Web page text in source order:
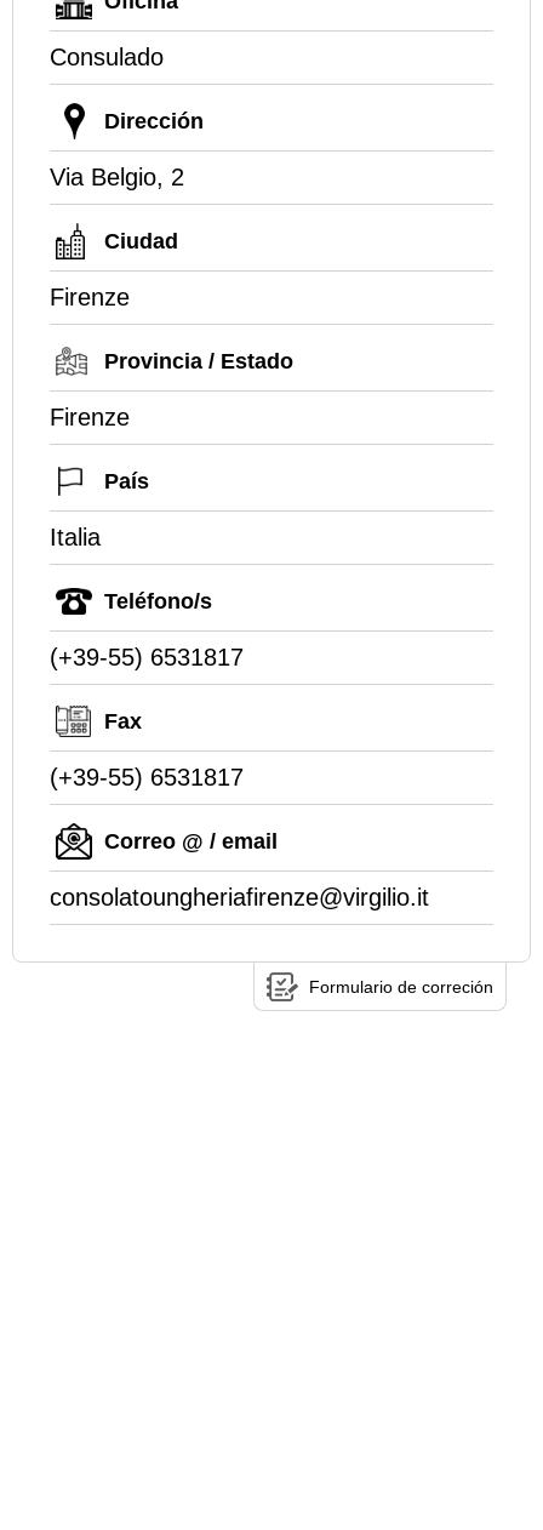
Consulado
Dirección
Via Belgio, 2
Ciudad
Firenze
Provincia / Estado
Firenze
País
Italia
Teléfono/s
(+39-55) 6531817
Fax
(+39-55) 6531817
Correo @ / email
consolatoungheriafirenze@virgilio.it
Formulario de correción